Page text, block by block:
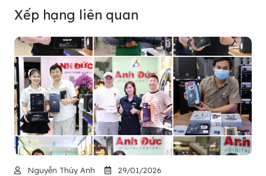
Xếp hạng liên quan
Nguyễn Thúy Anh 29/01/2026